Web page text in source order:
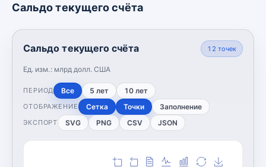
Сальдо текущего счёта
Сальдо текущего счёта
Ед. изм.: млрд долл. США
12 точек
ПЕРИОД Все 5 лет 10 лет
ОТОБРАЖЕНИЕ Сетка Точки Заполнение
ЭКСПОРТ SVG PNG CSV JSON